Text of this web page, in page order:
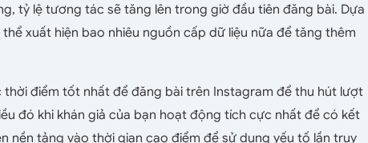
tỷ lệ tương tác sẽ tăng lên trong giờ đầu tiên đăng bài. Dựa
xuất hiện bao nhiêu nguồn cấp dữ liệu nữa để tăng thêm
điểm tốt nhất để đăng bài trên Instagram để thu hút lượt
đó khi khán giả của bạn hoạt động tích cực nhất để có kết
nền tảng vào thời gian cao điểm để sử dụng yếu tố lần truy